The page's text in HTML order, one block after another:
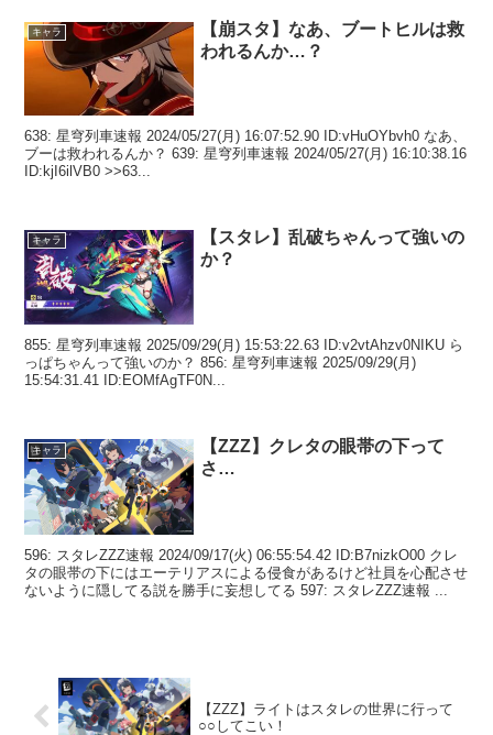
キャラ
【崩スタ】なあ、ブートヒルは救
われるんか…？
638: 星穹列車速報 2024/05/27(月) 16:07:52.90 ID:vHuOYbvh0 なあ、
ブーは救われるんか？ 639: 星穹列車速報 2024/05/27(月) 16:10:38.16
ID:kjI6ilVB0 >>63...
キャラ
【スタレ】乱破ちゃんって強いの
か？
855: 星穹列車速報 2025/09/29(月) 15:53:22.63 ID:v2vtAhzv0NIKU ら
っぱちゃんって強いのか？ 856: 星穹列車速報 2025/09/29(月)
15:54:31.41 ID:EOMfAgTF0N...
キャラ
【ZZZ】クレタの眼帯の下って
さ…
596: スタレZZZ速報 2024/09/17(火) 06:55:54.42 ID:B7nizkO00 クレ
タの眼帯の下にはエーテリアスによる侵食があるけど社員を心配させ
ないように隠してる説を勝手に妄想してる 597: スタレZZZ速報 ...
【ZZZ】ライトはスタレの世界に行って
○○してこい！